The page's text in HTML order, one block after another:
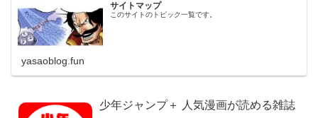
サイトマップ
このサイトのトピック一覧です。
yasaoblog.fun
少年ジャンプ＋ 人気漫画が読める雑誌